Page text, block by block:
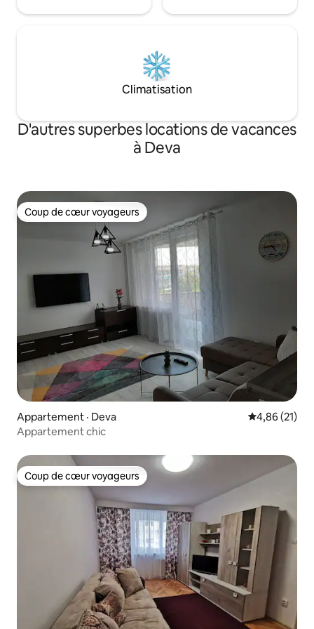
disposition pour toute information :
attractions touristiques, restaurants,
Climatisation
D'autres superbes locations de vacances
à Deva
Coup de cœur voyageurs
Coup de cœur voyageurs
Appartement · Deva Note
4,86 (21)
Appartement chic
Coup de cœur voyageurs
Coup de cœur voyageurs